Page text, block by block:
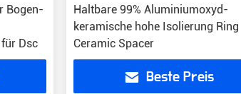
Bogen-
Dsc
Haltbare 99% Aluminiumoxyd-
keramische hohe Isolierung Ring
Ceramic Spacer
Beste Preis